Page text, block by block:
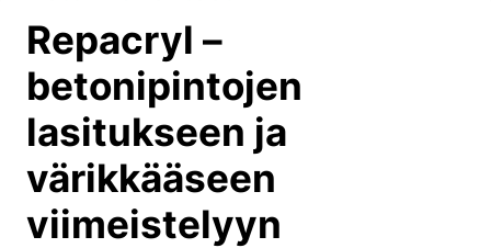
Repacryl –
betonipintojen
lasitukseen ja
värikkääseen
viimeistelyyn